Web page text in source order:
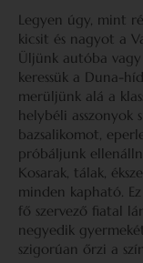
Legyen úgy, mint
kicsit és nagyot a
Üljünk autóba
keressük a Duna-
merüljünk alá a
helybéli asszonyok
bazsalikomot,
próbáljunk
Kosarak, tálak,
minden kapható.
fő szervező fiatal
negyedik
szigorúan őrzi a